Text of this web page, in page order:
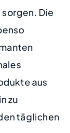
Die
aus
zu
täglichen